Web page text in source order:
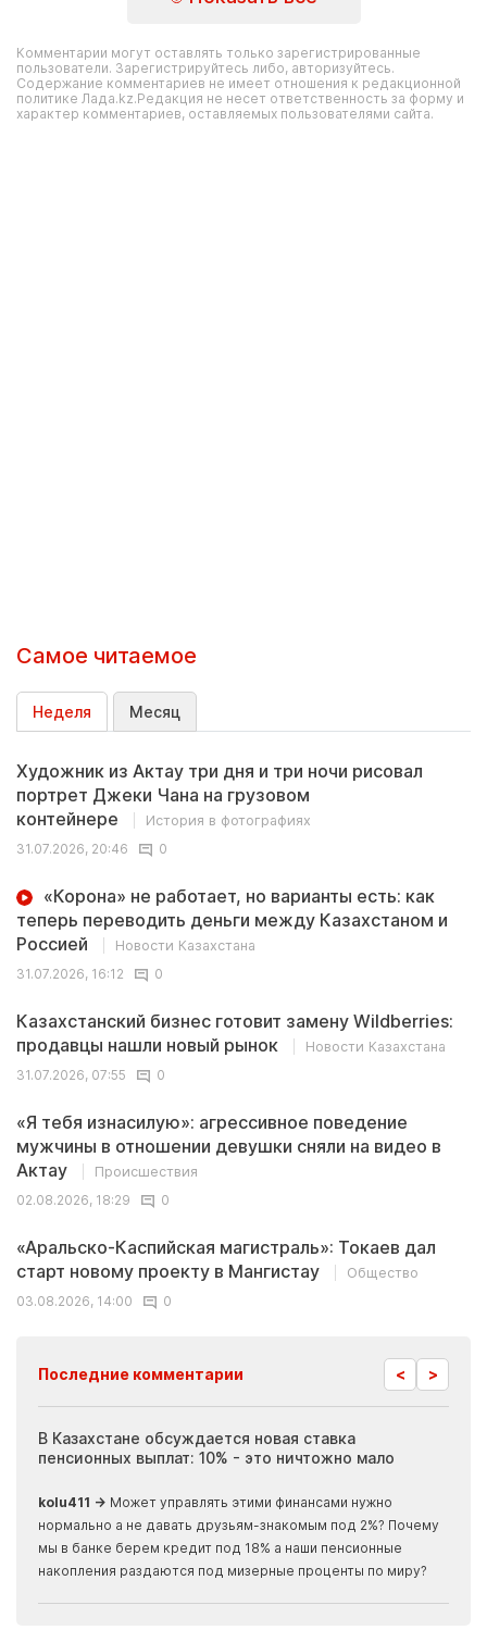
Комментарии могут оставлять только зарегистрированные
пользователи. Зарегистрируйтесь либо, авторизуйтесь.
Содержание комментариев не имеет отношения к редакционной
политике Лада.kz.Редакция не несет ответственность за форму и
характер комментариев, оставляемых пользователями сайта.
Самое читаемое
Неделя Месяц
Художник из Актау три дня и три ночи рисовал
портрет Джеки Чана на грузовом
контейнере
История в фотографиях
31.07.2026, 20:46
0
«Корона» не работает, но варианты есть: как
теперь переводить деньги между Казахстаном и
Россией
Новости Казахстана
31.07.2026, 16:12
0
Казахстанский бизнес готовит замену Wildberries:
продавцы нашли новый рынок
Новости Казахстана
31.07.2026, 07:55
0
«Я тебя изнасилую»: агрессивное поведение
мужчины в отношении девушки сняли на видео в
Актау
Происшествия
02.08.2026, 18:29
0
«Аральско-Каспийская магистраль»: Токаев дал
старт новому проекту в Мангистау
Общество
03.08.2026, 14:00
0
Последние комментарии < >
В Казахстане обсуждается новая ставка
пенсионных выплат: 10% - это ничтожно мало
kolu411 → Может управлять этими финансами нужно
нормально а не давать друзьям-знакомым под 2%? Почему
мы в банке берем кредит под 18% а наши пенсионные
накопления раздаются под мизерные проценты по миру?